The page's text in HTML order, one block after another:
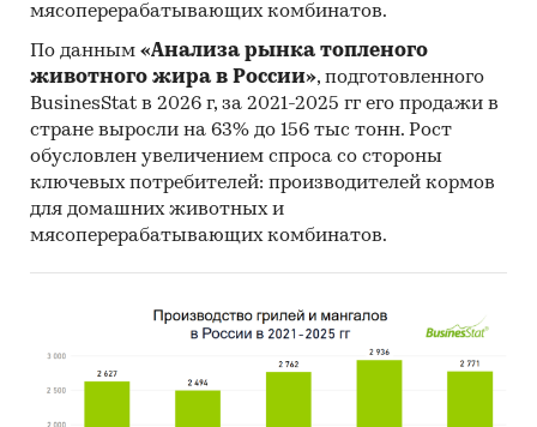
додекабря 2024 года.
Прогноз развития рынка стекловолокна и
изделий из него
Составлен прогноз развития рынка
стекловолокна и изделий из него
(производства, импорта, экспорта и объема
рынка) на2025-2029 гг.на основе
ретроспективных данных с поправкой на
мнения экспертов, макроэкономические
Фактическое количество страниц может
мясоперерабатывающих комбинатов.
По данным «Анализа рынка топленого
животного жира в России», подготовленного
BusinesStat в 2026 г, за 2021-2025 гг его продажи в
стране выросли на 63% до 156 тыс тонн. Рост
обусловлен увеличением спроса со стороны
ключевых потребителей: производителей кормов
для домашних животных и
мясоперерабатывающих комбинатов.